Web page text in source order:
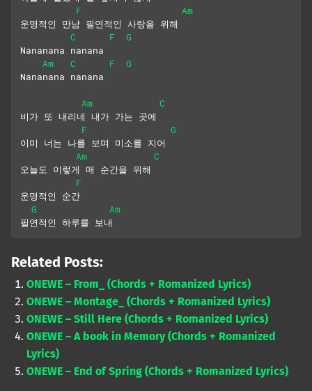
F
Am
운명적인 만남 필연적인 사랑을 위해
C
F
G
Nananana nanana
Am
C F
G
Nananana nanana
Am
C
비가 또 내리네 내가 가는 곳에
F
G
이미 너는 나를 보며 미소를 지어
Am
C
오늘도 이렇게 매 순간을 위해
F
운명적인 순간
G
Am
필연적인 하루를 보내
Related Posts:
ONEWE – From_ (Chords + Romanized Lyrics)
ONEWE – Montage_ (Chords + Romanized Lyrics)
ONEWE – Still Here (Chords + Romanized Lyrics)
ONEWE – A book in Memory (Chords + Romanized
Lyrics)
ONEWE – End of Spring (Chords + Romanized Lyrics)